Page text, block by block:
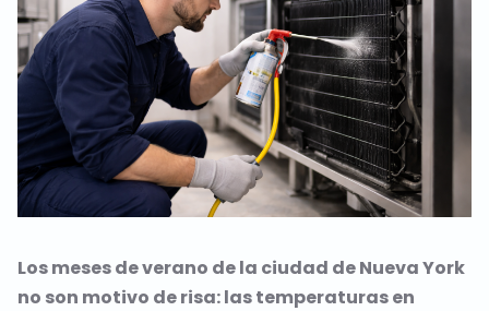
Los meses de verano de la ciudad de Nueva York
no son motivo de risa: las temperaturas en